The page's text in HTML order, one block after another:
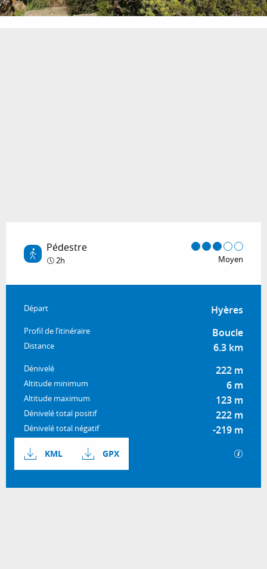
Pédestre
2h Moyen
Informations pratiques
Départ Hyères
Profil de l’itinéraire Boucle
Distance 6.3 km
Dénivelé 222 m
Altitude minimum 6 m
Altitude maximum 123 m
Dénivelé total positif 222 m
Dénivelé total négatif -219 m
Documentation
KML GPX